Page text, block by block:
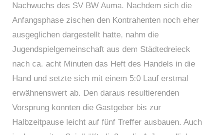
Nachwuchs des SV BW Auma. Nachdem sich die
Anfangsphase zischen den Kontrahenten noch eher
ausgeglichen dargestellt hatte, nahm die
Jugendspielgemeinschaft aus dem Städtedreieck
nach ca. acht Minuten das Heft des Handels in die
Hand und setzte sich mit einem 5:0 Lauf erstmal
erwähnenswert ab. Den daraus resultierenden
Vorsprung konnten die Gastgeber bis zur
Halbzeitpause leicht auf fünf Treffer ausbauen. Auch